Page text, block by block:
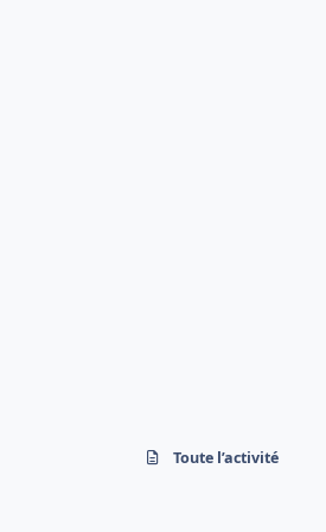
Toute l’activité